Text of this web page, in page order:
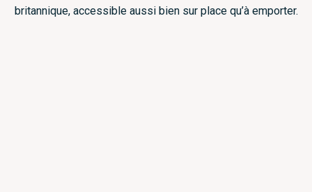
britannique, accessible aussi bien sur place qu’à emporter.